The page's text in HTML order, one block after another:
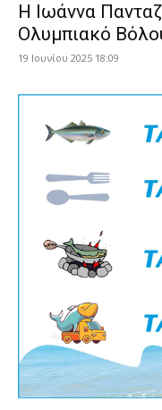
Η Ιωάννα
Ολυμπιακό
19 Ιουνίου 2025 18:09